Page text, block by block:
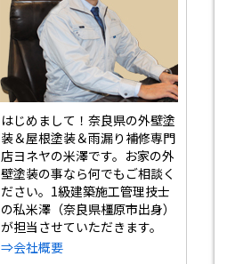
はじめまして！奈良県の外壁塗
装＆屋根塗装＆雨漏り補修専門
店ヨネヤの米澤です。お家の外
壁塗装の事なら何でもご相談く
ださい。1級建築施工管理技士
の私米澤（奈良県橿原市出身）
が担当させていただきます。
⇒会社概要